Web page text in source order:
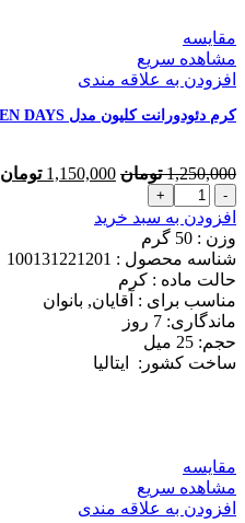
مقایسه
مشاهده سریع
افزودن به علاقه مندی
کرم دئودورانت کلیون مدل SEVEN DAYS حجم 25 میل
1,250,000 تومان قیمت
1,150,000 تومان
کرم
دئودورانت
کلیون
مدل
SEVEN
DAYS
حجم
25
میل
افزودن به سبد خرید
وزن : 50
گرم
شناسه محصول : 100131221201
حالت ماده : کرم
مناسب برای : آقایان, بانوان
ماندگاری: 7
روز
حجم: 25
میل
ساخت کشور:
ایتالیا
مقایسه
مشاهده سریع
افزودن به علاقه مندی